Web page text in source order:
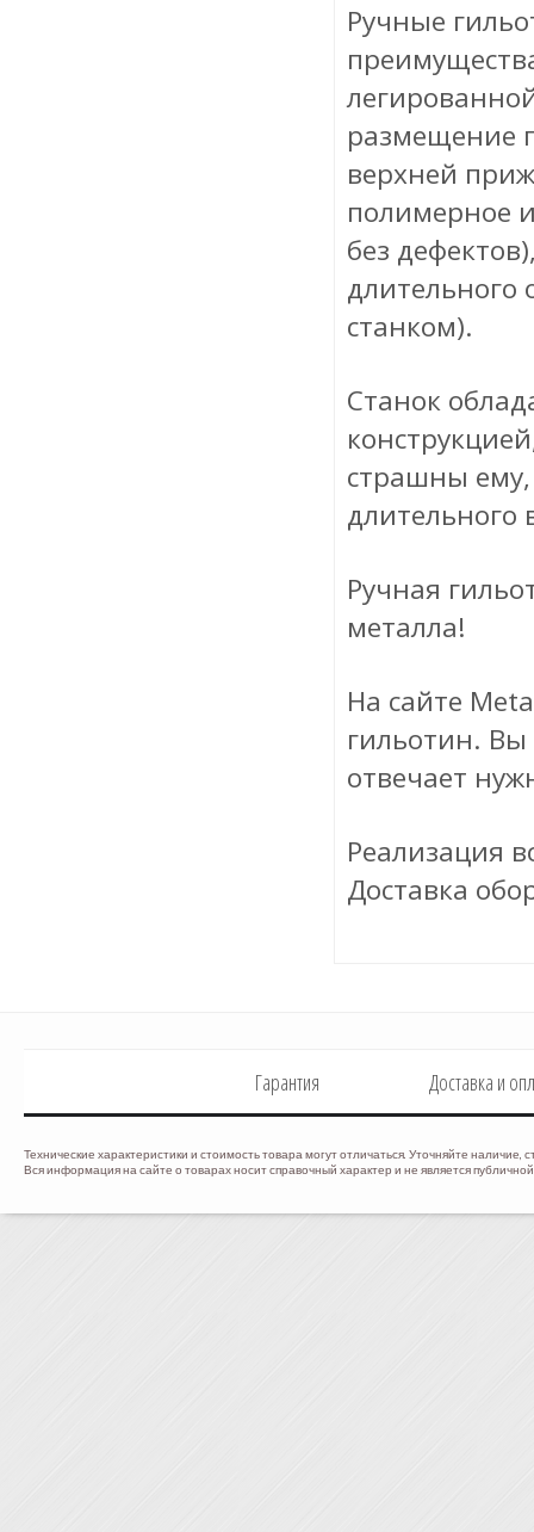
Ручные
размещение
верхней
полимерное
без
длительного
станком).
Станок
страшны ему,
длительного
Ручная
металла!
На сайте
гильотин. Вы
отвечает
Реализация
Доставка
Гарантия Доставка и
Технические характеристики и стоимость товара могут отличаться. Уточняйте наличие,
Вся информация на сайте о товарах носит справочный характер и не является